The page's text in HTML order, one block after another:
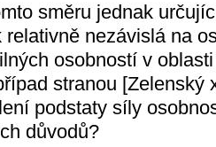
směru jednak
relativně nezávislá na
osobností v
stranou [Zelenský
podstaty síly
důvodů?